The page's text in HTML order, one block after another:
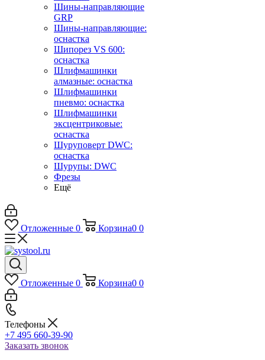
Шины-направляющие
GRP
Шины-направляющие:
оснастка
Шипорез VS 600:
оснастка
Шлифмашинки
алмазные: оснастка
Шлифмашинки
пневмо: оснастка
Шлифмашинки
эксцентриковые:
оснастка
Шуруповерт DWC:
оснастка
Шурупы: DWC
Фрезы
Ещё
Отложенные 0 Корзина0 0
Отложенные 0 Корзина0 0
Телефоны
+7 495 660-39-90
Заказать звонок